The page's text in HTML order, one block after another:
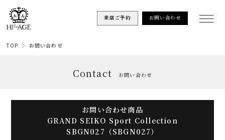
来店ご予約 お問い合わせ
TOP お問い合わせ
Contact お問い合わせ
お問い合わせ商品
GRAND SEIKO Sport Collection
SBGN027（SBGN027）